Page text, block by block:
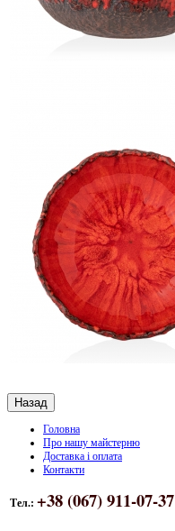
Головна
Про нашу майстерню
Доставка і оплата
Контакти
Тел.: +38 (067) 911-07-37